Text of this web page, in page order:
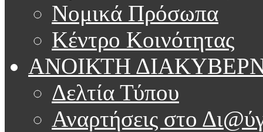
Νομικά Πρόσωπα
Κέντρο Κοινότητας
ΑΝΟΙΚΤΗ
Δελτία Τύπου
Αναρτήσεις στο